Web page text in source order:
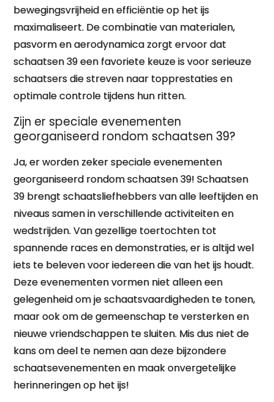
bewegingsvrijheid en efficiëntie op het ijs
maximaliseert. De combinatie van materialen,
pasvorm en aerodynamica zorgt ervoor dat
schaatsen 39 een favoriete keuze is voor serieuze
schaatsers die streven naar topprestaties en
optimale controle tijdens hun ritten.
Zijn er speciale evenementen
georganiseerd rondom schaatsen 39?
Ja, er worden zeker speciale evenementen
georganiseerd rondom schaatsen 39! Schaatsen
39 brengt schaatsliefhebbers van alle leeftijden en
niveaus samen in verschillende activiteiten en
wedstrijden. Van gezellige toertochten tot
spannende races en demonstraties, er is altijd wel
iets te beleven voor iedereen die van het ijs houdt.
Deze evenementen vormen niet alleen een
gelegenheid om je schaatsvaardigheden te tonen,
maar ook om de gemeenschap te versterken en
nieuwe vriendschappen te sluiten. Mis dus niet de
kans om deel te nemen aan deze bijzondere
schaatsevenementen en maak onvergetelijke
herinneringen op het ijs!